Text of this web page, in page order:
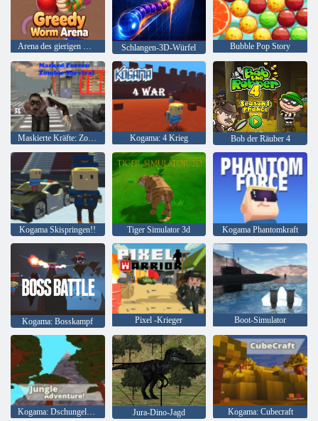
Arena des gierigen Wurms Schlangen-3D-Würfel Bubble Pop Story
Maskierte Kräfte: Zombie-Überleben Kogama: 4 Krieg Bob der Räuber 4
Kogama Skispringen!! Tiger Simulator 3d Kogama Phantomkraft
Kogama: Bosskampf Pixel -Krieger Boot-Simulator
Kogama: Dschungelabenteuer Jura-Dino-Jagd Kogama: Cubecraft